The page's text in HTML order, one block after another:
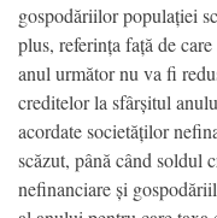
gospodăriilor populației
plus, referința față de
anul următor nu va fi
creditelor la sfârșitul
acordate societăților
scăzut, până când soldul
nefinanciare și